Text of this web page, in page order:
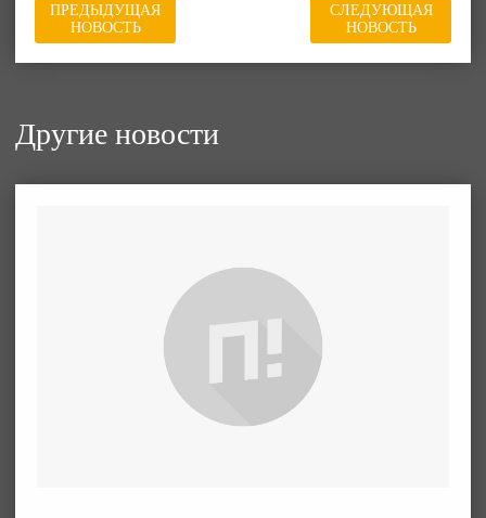
ПРЕДЫДУЩАЯ
НОВОСТЬ
СЛЕДУЮЩАЯ
НОВОСТЬ
Другие новости